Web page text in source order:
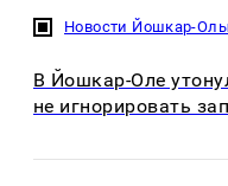
Новости Йошкар-Олы
В Йошкар-Оле
не игнорировать